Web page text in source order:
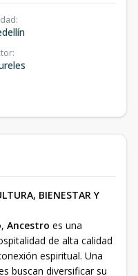
:
:
BIENESTAR Y
Ancestro es una
de alta calidad
espiritual. Una
buscan diversificar su